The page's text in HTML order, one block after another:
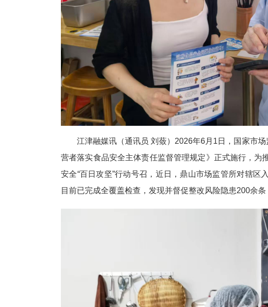
江津融媒讯（通讯员 刘蔹）2026年‌6月1日‌，国家市
营者落实食品安全主体责任监督管理规定》正式施行，为
安全“百日攻坚”行动号召，近日，鼎山市场监管所对辖区
目前已完成全覆盖检查，发现并督促整改风险隐患200余条